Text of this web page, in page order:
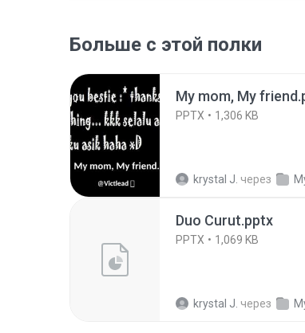
Больше с этой полки
My mom, My
PPTX 1,306 KB
krystal J. через
Duo Curut.pptx
PPTX 1,069 KB
krystal J. через